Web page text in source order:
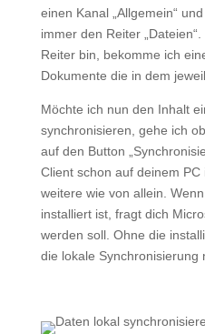
einen Kanal „Allgemein“
immer den Reiter
Reiter bin, bekomme ich
Dokumente die in dem
Möchte ich nun den Inhalt
synchronisieren, gehe ich
auf den Button
Client schon auf deinem
weitere wie von allein.
installiert ist, fragt dich
werden soll. Ohne die
die lokale Synchronisierung